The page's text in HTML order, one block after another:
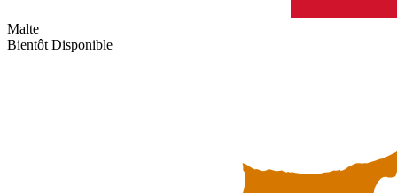
Malte
Bientôt Disponible